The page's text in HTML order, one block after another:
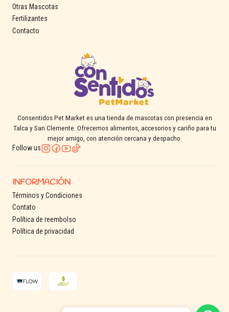
Otras Mascotas
Fertilizantes
Contacto
Consentidos Pet Market es una tienda de mascotas con presencia en
Talca y San Clemente. Ofrecemos alimentos, accesorios y cariño para tu
mejor amigo, con atención cercana y despacho.
Follow us
INFORMACIÓN
Términos y Condiciones
Contato
Política de reembolso
Política de privacidad